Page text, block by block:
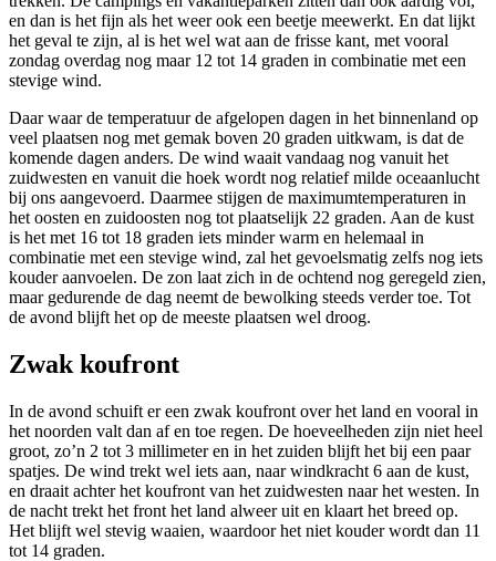
en dan is het fijn als het weer ook een beetje meewerkt. En dat lijkt
het geval te zijn, al is het wel wat aan de frisse kant, met vooral
zondag overdag nog maar 12 tot 14 graden in combinatie met een
stevige wind.
Daar waar de temperatuur de afgelopen dagen in het binnenland op
veel plaatsen nog met gemak boven 20 graden uitkwam, is dat de
komende dagen anders. De wind waait vandaag nog vanuit het
zuidwesten en vanuit die hoek wordt nog relatief milde oceaanlucht
bij ons aangevoerd. Daarmee stijgen de maximumtemperaturen in
het oosten en zuidoosten nog tot plaatselijk 22 graden. Aan de kust
is het met 16 tot 18 graden iets minder warm en helemaal in
combinatie met een stevige wind, zal het gevoelsmatig zelfs nog iets
kouder aanvoelen. De zon laat zich in de ochtend nog geregeld zien,
maar gedurende de dag neemt de bewolking steeds verder toe. Tot
de avond blijft het op de meeste plaatsen wel droog.
Zwak koufront
In de avond schuift er een zwak koufront over het land en vooral in
het noorden valt dan af en toe regen. De hoeveelheden zijn niet heel
groot, zo’n 2 tot 3 millimeter en in het zuiden blijft het bij een paar
spatjes. De wind trekt wel iets aan, naar windkracht 6 aan de kust,
en draait achter het koufront van het zuidwesten naar het westen. In
de nacht trekt het front het land alweer uit en klaart het breed op.
Het blijft wel stevig waaien, waardoor het niet kouder wordt dan 11
tot 14 graden.